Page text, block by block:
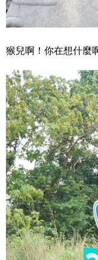
猴兒啊！你在想什麼